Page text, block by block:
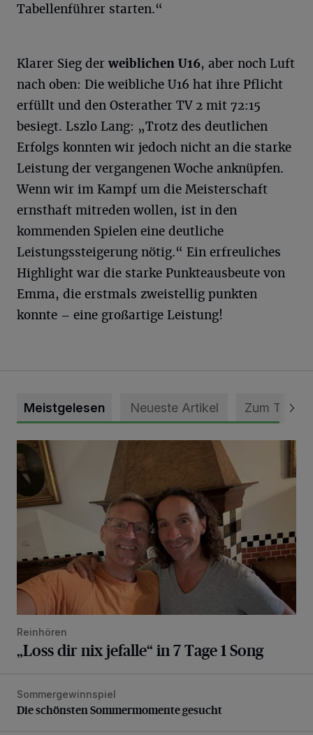
Tabellenführer starten.“
Klarer Sieg derweiblichen U16, aber noch Luft
nach oben: Die weibliche U16 hat ihre Pflicht
erfüllt und den Osterather TV 2 mit 72:15
besiegt. Lszlo Lang: „Trotz des deutlichen
Erfolgs konnten wir jedoch nicht an die starke
Leistung der vergangenen Woche anknüpfen.
Wenn wir im Kampf um die Meisterschaft
ernsthaft mitreden wollen, ist in den
kommenden Spielen eine deutliche
Leistungssteigerung nötig.“ Ein erfreuliches
Highlight war die starke Punkteausbeute von
Emma, die erstmals zweistellig punkten
konnte – eine großartige Leistung!
Meistgelesen Neueste Artikel Zum Thema
„Loss dir nix jefalle“ in 7 Tage 1 Song
Reinhören
„Loss dir nix jefalle“ in 7 Tage 1 Song
Die schönsten Sommermomente gesucht
Sommergewinnspiel
Die schönsten Sommermomente gesucht